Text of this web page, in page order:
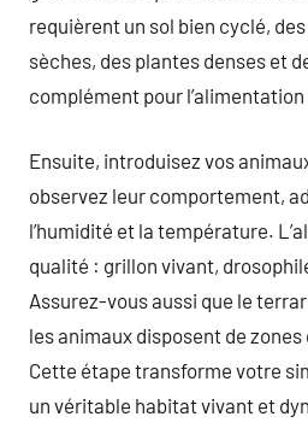
requièrent un sol bien cyclé,
sèches, des plantes denses et
complément pour
Ensuite, introduisez vos
observez leur comportement,
l’humidité et la température.
qualité : grillon vivant,
Assurez-vous aussi que le
les animaux disposent de zones
Cette étape transforme votre
un véritable habitat vivant et